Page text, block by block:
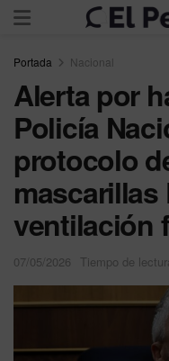
Portada Nacional
Alerta por
Policía
protocolo
mascarillas
ventilación
07/05/2026 Tiempo de